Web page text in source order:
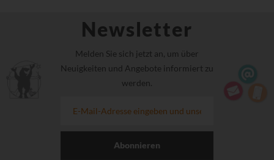
Newsletter
Melden Sie sich jetzt an, um über
Neuigkeiten und Angebote informiert zu
werden.
Abonnieren